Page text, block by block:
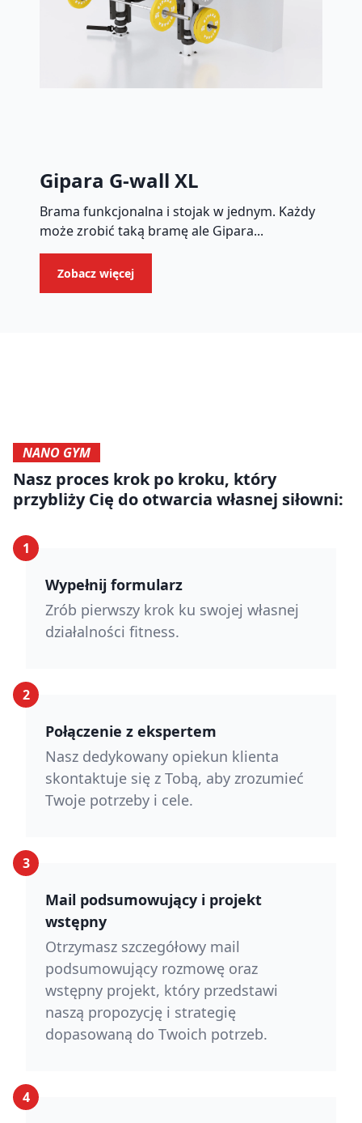
Gipara G-wall XL
Brama funkcjonalna i stojak w jednym. Każdy
może zrobić taką bramę ale Gipara...
Zobacz więcej
NANO GYM
Nasz proces krok po kroku, który
przybliży Cię do otwarcia własnej siłowni:
1
Wypełnij formularz
Zrób pierwszy krok ku swojej własnej
działalności fitness.
2
Połączenie z ekspertem
Nasz dedykowany opiekun klienta
skontaktuje się z Tobą, aby zrozumieć
Twoje potrzeby i cele.
3
Mail podsumowujący i projekt
wstępny
Otrzymasz szczegółowy mail
podsumowujący rozmowę oraz
wstępny projekt, który przedstawi
naszą propozycję i strategię
dopasowaną do Twoich potrzeb.
4